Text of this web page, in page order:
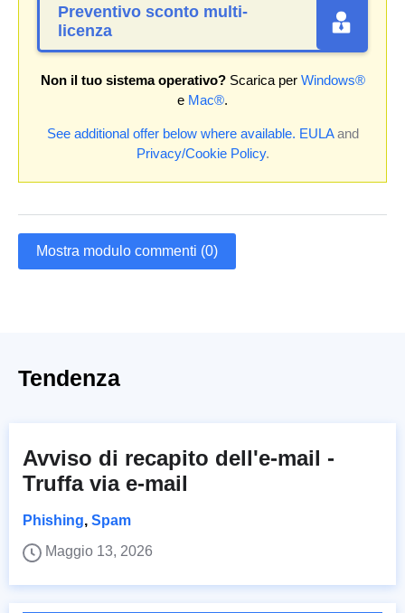
Preventivo sconto multi-
licenza
Non il tuo sistema operativo?Scarica per Windows®
e Mac®.
See additional offer below where available. EULAand
Privacy/Cookie Policy.
Mostra modulo commenti (0)
Tendenza
Avviso di recapito dell'e-mail -
Truffa via e-mail
Phishing, Spam
Maggio 13, 2026